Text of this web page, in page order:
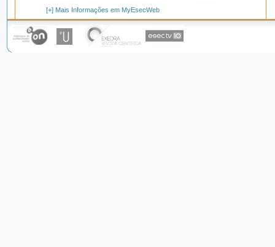
[+] Mais Informações em MyEsecWeb